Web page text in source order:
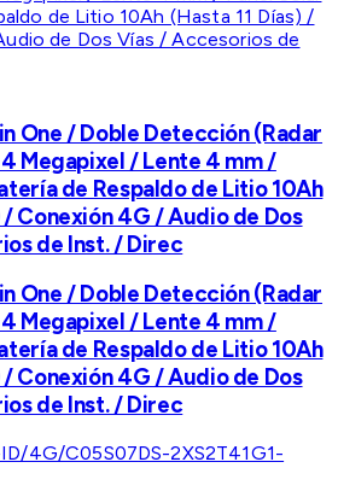
One / Doble Detección (Radar
4 Megapixel / Lente 4 mm /
de Respaldo de Litio 10Ah
/ Conexión 4G / Audio de Dos
de Inst. / Direc
One / Doble Detección (Radar
4 Megapixel / Lente 4 mm /
de Respaldo de Litio 10Ah
/ Conexión 4G / Audio de Dos
de Inst. / Direc
ID/4G/C05S07DS-2XS2T41G1-